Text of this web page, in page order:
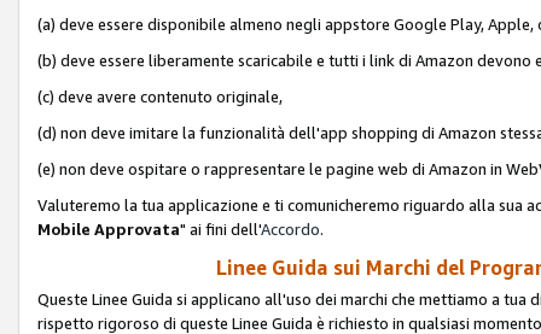
(a) deve essere disponibile almeno negli appstore Google Play, Apple,
(b) deve essere liberamente scaricabile e tutti i link di Amazon devono
(c) deve avere contenuto originale,
(d) non deve imitare la funzionalità dell'app shopping di Amazon
(e) non deve ospitare o rappresentare le pagine web di Amazon in
Valuteremo la tua applicazione e ti comunicheremo riguardo alla sua
Mobile Approvata" ai fini dell'Accordo.
Linee Guida sui Marchi del
Queste Linee Guida si applicano all'uso dei marchi che mettiamo a
rispetto rigoroso di queste Linee Guida è richiesto in qualsiasi